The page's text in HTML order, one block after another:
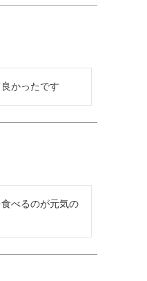
かったです
べるのが元気の